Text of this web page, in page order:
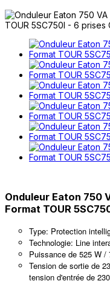
Onduleur Eaton 750
Format TOUR
Type: Protection
Technologie: Line
Puissance de 525 W /
Tension de sortie de
tension d'entrée de